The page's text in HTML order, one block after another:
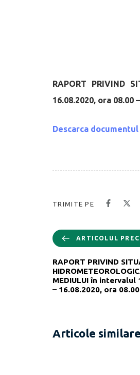
RAPORT PRIVIND
16.08.2020, ora 08.00
Descarca documentul
TRIMITE PE
ARTICOLUL
RAPORT PRIVIND
MEDIULUI în intervalul
– 16.08.2020, ora 08.00
Articole similare